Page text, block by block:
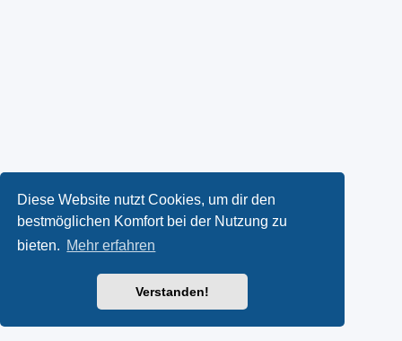
Diese Website nutzt Cookies, um dir den
bestmöglichen Komfort bei der Nutzung zu
bieten. Mehr erfahren
Verstanden!